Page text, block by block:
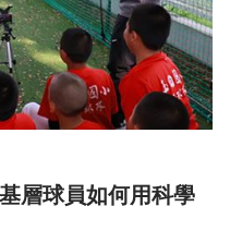
層球員如何用科學